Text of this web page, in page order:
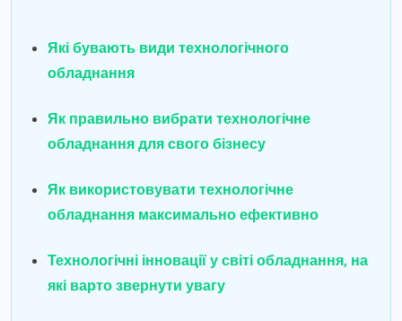
Які бувають види технологічного
обладнання
Як правильно вибрати технологічне
обладнання для свого бізнесу
Як використовувати технологічне
обладнання максимально ефективно
Технологічні інновації у світі обладнання, на
які варто звернути увагу